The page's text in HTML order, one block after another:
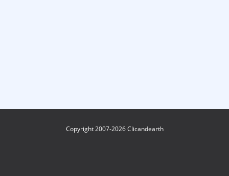
Copyright 2007-2026 Clicandearth